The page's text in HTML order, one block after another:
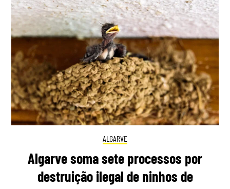
ALGARVE
Algarve soma sete processos por
destruição ilegal de ninhos de